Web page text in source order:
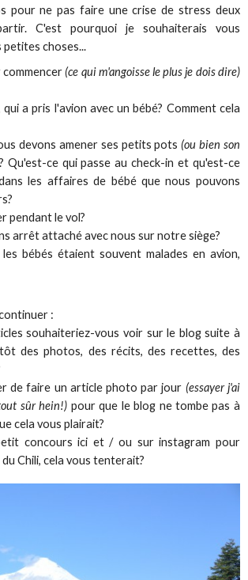
pour ne pas faire une crise de stress deux
C'est pourquoi je souhaiterais vous
petites choses...
(ce qui m'angoisse le plus je dois dire)
a pris l'avion avec un bébé? Comment cela
devons amener ses petits pots (ou bien son
Qu'est-ce qui passe au check-in et qu'est-ce
les affaires de bébé que nous pouvons
pendant le vol?
arrêt attaché avec nous sur notre siège?
bébés étaient souvent malades en avion,
:
souhaiteriez-vous voir sur le blog suite à
des photos, des récits, des recettes, des
de faire un article photo par jour (essayer j'ai
sûr hein!) pour que le blog ne tombe pas à
cela vous plairait?
concours ici et / ou sur instagram pour
Chili, cela vous tenterait?